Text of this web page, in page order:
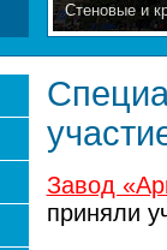
Стеновые и
Завод
приняли